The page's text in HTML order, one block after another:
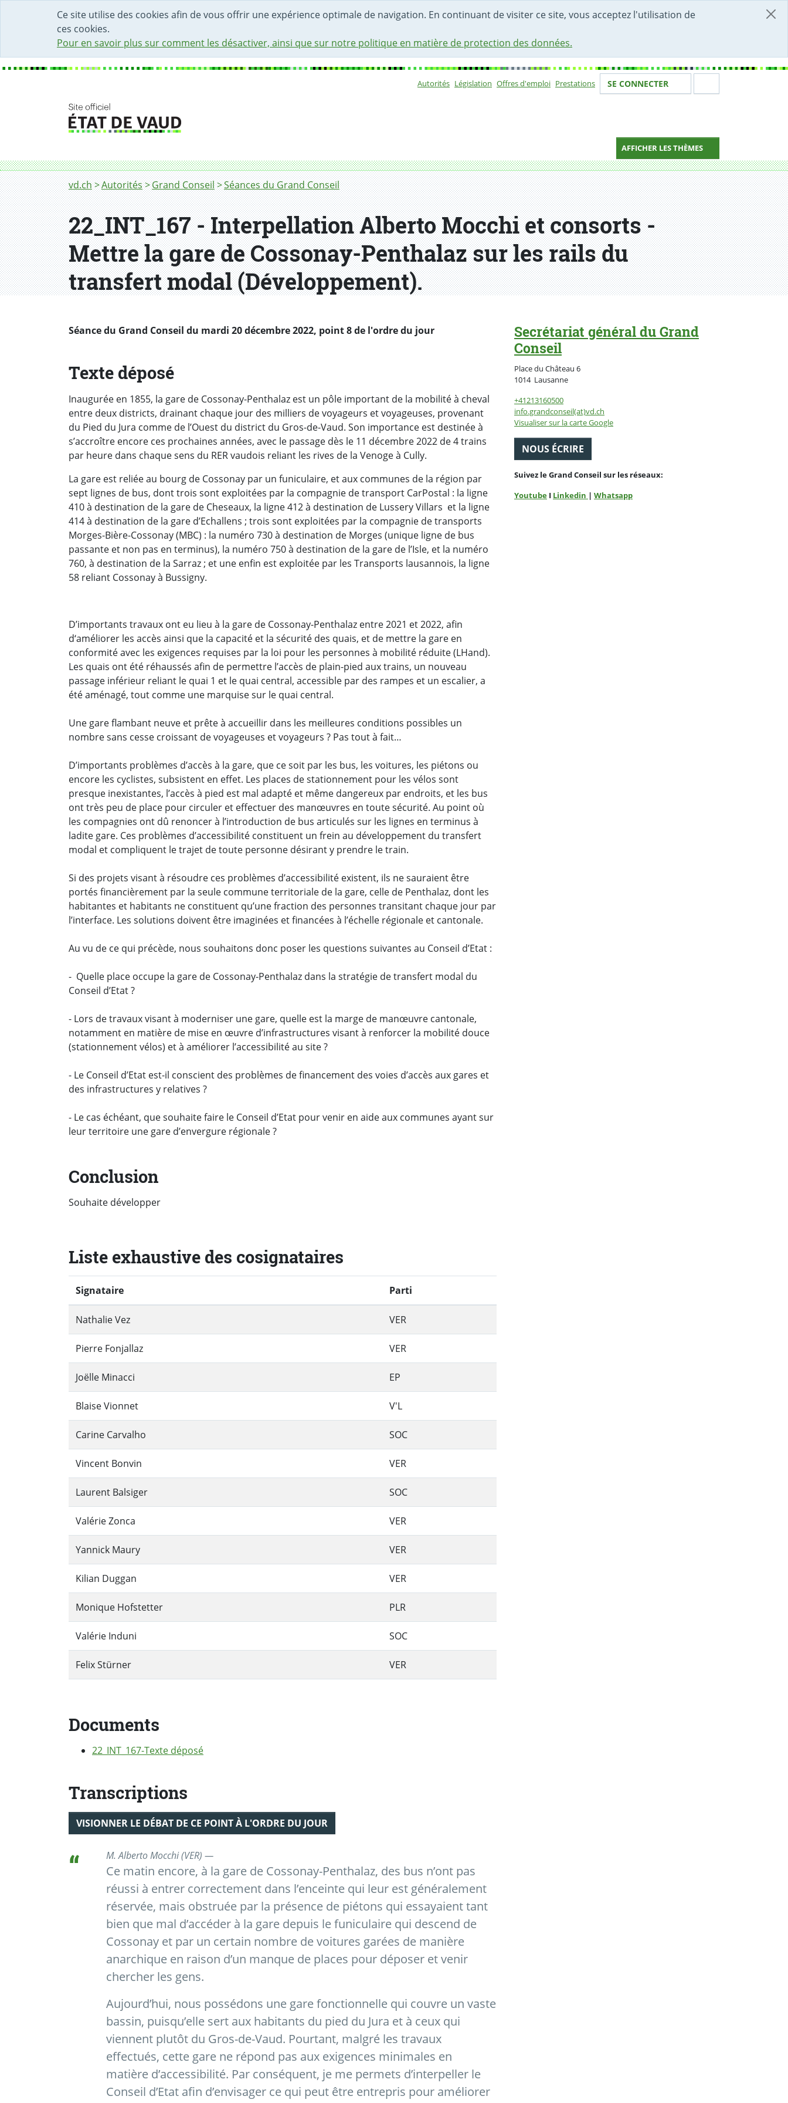
Ce site utilise des cookies afin de vous offrir une expérience optimale de navigation. En continuant de visiter ce site, vous acceptez l'utilisation de
ces cookies.
Pour en savoir plus sur comment les désactiver, ainsi que sur notre politique en matière de protection des données.
DÉBUT DU CONTENU DE LA PAGE
ACCÈS AU CHAMP DE RECHERCHE
PAGE D'ACCUEIL
FORMULAIRE DE CONTACT
Autorités Législation Offres d'emploi Prestations Votre identité
SE CONNECTER
AFFICHER LES THÈMES
Fil d'Ariane
vd.ch Autorités Grand Conseil Séances du Grand Conseil
22_INT_167 - Interpellation Alberto Mocchi et consorts -
Mettre la gare de Cossonay-Penthalaz sur les rails du
transfert modal (Développement).
Séance du Grand Conseil du mardi 20 décembre 2022, point 8 de l'ordre du jour
Texte déposé
Inaugurée en 1855, la gare de Cossonay-Penthalaz est un pôle important de la mobilité à cheval
entre deux districts, drainant chaque jour des milliers de voyageurs et voyageuses, provenant
du Pied du Jura comme de l’Ouest du district du Gros-de-Vaud. Son importance est destinée à
s’accroître encore ces prochaines années, avec le passage dès le 11 décembre 2022 de 4 trains
par heure dans chaque sens du RER vaudois reliant les rives de la Venoge à Cully.
La gare est reliée au bourg de Cossonay par un funiculaire, et aux communes de la région par
sept lignes de bus, donttrois sont exploitées par la compagnie de transport CarPostal : la ligne
410 à destination de la gare de Cheseaux, la ligne 412 à destination de Lussery Villars et la ligne
414 à destination de la gare d’Echallens ; trois sont exploitées par la compagnie de transports
Morges-Bière-Cossonay (MBC) : la numéro 730 à destination de Morges (unique ligne de bus
passante et non pas en terminus), la numéro 750 à destination de la gare de l’Isle, et la numéro
760, à destination de la Sarraz ; et une enfin est exploitée par les Transports lausannois, la ligne
58 reliant Cossonay à Bussigny.
D’importants travaux ont eu lieu à la gare de Cossonay-Penthalaz entre 2021 et 2022, afin
d‘améliorer les accès ainsi que la capacité et la sécurité des quais, et de mettre la gare en
conformité avec les exigences requises par la loi pour les personnes à mobilité réduite (LHand).
Les quais ont été réhaussés afin de permettre l’accès de plain-pied aux trains, un nouveau
passage inférieur reliant le quai 1 et le quai central, accessible par des rampes et un escalier, a
été aménagé, tout comme une marquise sur le quai central.
Une gare flambant neuve et prête à accueillir dans les meilleures conditions possibles un
nombre sans cesse croissant de voyageuses et voyageurs ? Pas tout à fait…
D’importants problèmes d’accès à la gare, que ce soit par les bus, les voitures, les piétons ou
encore les cyclistes, subsistent en effet. Les places de stationnement pour les vélos sont
presque inexistantes, l’accès à pied est mal adapté et même dangereux par endroits, et les bus
ont très peu de place pour circuler et effectuer des manœuvres en toute sécurité. Au point où
les compagnies ont dû renoncer à l’introduction de bus articulés sur les lignes en terminus à
ladite gare. Ces problèmes d’accessibilité constituent un frein au développement du transfert
modal et compliquent le trajet de toute personne désirant y prendre le train.
Si des projets visant à résoudre ces problèmes d’accessibilité existent, ils ne sauraient être
portés financièrement par la seule commune territoriale de la gare, celle de Penthalaz, dont les
habitantes et habitants ne constituent qu’une fraction des personnes transitant chaque jour par
l’interface. Les solutions doivent être imaginées et financées à l’échelle régionale et cantonale.
Au vu de ce qui précède, nous souhaitons donc poser les questions suivantes au Conseil d’Etat :
- Quelle place occupe la gare de Cossonay-Penthalaz dans la stratégie de transfert modal du
Conseil d’Etat ?
- Lors de travaux visant à moderniser une gare, quelle est la marge de manœuvre cantonale,
notamment en matière de mise en œuvre d’infrastructures visant à renforcer la mobilité douce
(stationnement vélos) et à améliorer l’accessibilité au site ?
- Le Conseil d’Etat est-il conscient des problèmes de financement des voies d’accès aux gares et
des infrastructures y relatives ?
- Le cas échéant, que souhaite faire le Conseil d’Etat pour venir en aide aux communes ayant sur
leur territoire une gare d’envergure régionale ?
Conclusion
Souhaite développer
Liste exhaustive des cosignataires
Signataire Parti
Nathalie Vez VER
Pierre Fonjallaz VER
Joëlle Minacci EP
Blaise Vionnet V'L
Carine Carvalho SOC
Vincent Bonvin VER
Laurent Balsiger SOC
Valérie Zonca VER
Yannick Maury VER
Kilian Duggan VER
Monique Hofstetter PLR
Valérie Induni SOC
Felix Stürner VER
Documents
22_INT_167-Texte déposé
Transcriptions
VISIONNER LE DÉBAT DE CE POINT À L'ORDRE DU JOUR
M. Alberto Mocchi (VER) —
Ce matin encore, à la gare de Cossonay-Penthalaz, des bus n’ont pas
réussi à entrer correctement dans l’enceinte qui leur est généralement
réservée, mais obstruée par la présence de piétons qui essayaient tant
bien que mal d’accéder à la gare depuis le funiculaire qui descend de
Cossonay et par un certain nombre de voitures garées de manière
anarchique en raison d’un manque de places pour déposer et venir
chercher les gens.
Aujourd’hui, nous possédons une gare fonctionnelle qui couvre un vaste
bassin, puisqu’elle sert aux habitants du pied du Jura et à ceux qui
viennent plutôt du Gros-de-Vaud. Pourtant, malgré les travaux
effectués, cette gare ne répond pas aux exigences minimales en
matière d’accessibilité. Par conséquent, je me permets d’interpeller le
Conseil d’Etat afin d’envisager ce qui peut être entrepris pour améliorer
Secrétariat général du Grand
Conseil
Place du Château 6
1014 LausanneSuisse
+41213160500
info.grandconseil(at)vd.ch
Visualiser sur la carte Google
NOUS ÉCRIRE
Suivez le Grand Conseil sur les réseaux:
Youtube I Linkedin | Whatsapp